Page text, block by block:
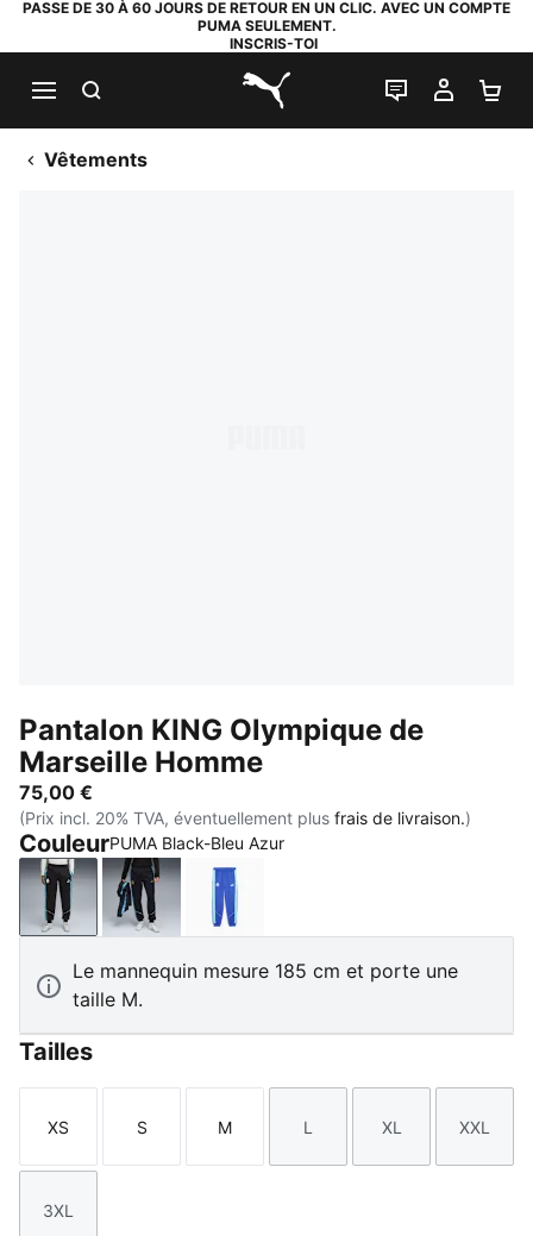
PASSE DE 30 À 60 JOURS DE RETOUR EN UN CLIC. AVEC UN COMPTE
PUMA SEULEMENT.
INSCRIS-TOI
PUMA.com
LIVE CHAT
MON
Vêtements
Pantalon KING Olympique de
Marseille Homme
75,00 €
(Prix incl. 20% TVA, éventuellement plus frais de livraison.)
CouleurPUMA Black-Bleu Azur
PUMA Black-Bleu Azur
New Navy-Luminous Blue
Royal Sapphire-Team Aqua
Le mannequin mesure 185 cm et porte une
taille M.
Tailles
Taille
XS
Taille
S
Taille
M
Taille
L
Taille
XL
Taille
XXL
Taille
3XL